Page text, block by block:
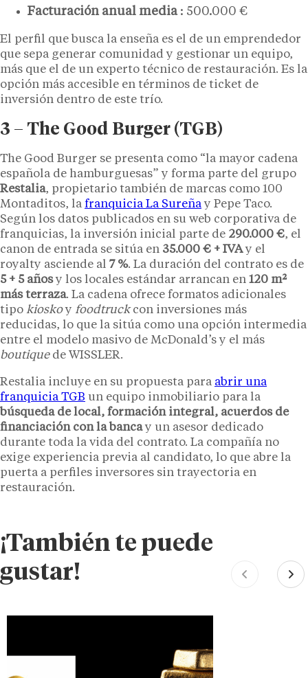
Facturación anual media: 500.000 €
El perfil que busca la enseña es el de un emprendedor
que sepa generar comunidad y gestionar un equipo,
más que el de un experto técnico de restauración. Es la
opción más accesible en términos de ticket de
inversión dentro de este trío.
3 – The Good Burger (TGB)
The Good Burger se presenta como “la mayor cadena
española de hamburguesas” y forma parte del grupo
Restalia, propietario también de marcas como 100
Montaditos, la franquicia La Sureñay Pepe Taco.
Según los datos publicados en su web corporativa de
franquicias, la inversión inicial parte de 290.000 €, el
canon de entrada se sitúa en 35.000 € + IVAy el
royalty asciende al 7 %. La duración del contrato es de
5 + 5 añosy los locales estándar arrancan en 120 m²
más terraza. La cadena ofrece formatos adicionales
tipo kioskoy foodtruckcon inversiones más
reducidas, lo que la sitúa como una opción intermedia
entre el modelo masivo de McDonald’s y el más
boutiquede WISSLER.
Restalia incluye en su propuesta para abrir una
franquicia TGB un equipo inmobiliario para la
búsqueda de local, formación integral, acuerdos de
financiación con la bancay un asesor dedicado
durante toda la vida del contrato. La compañía no
exige experiencia previa al candidato, lo que abre la
puerta a perfiles inversores sin trayectoria en
restauración.
¡También te puede
gustar!